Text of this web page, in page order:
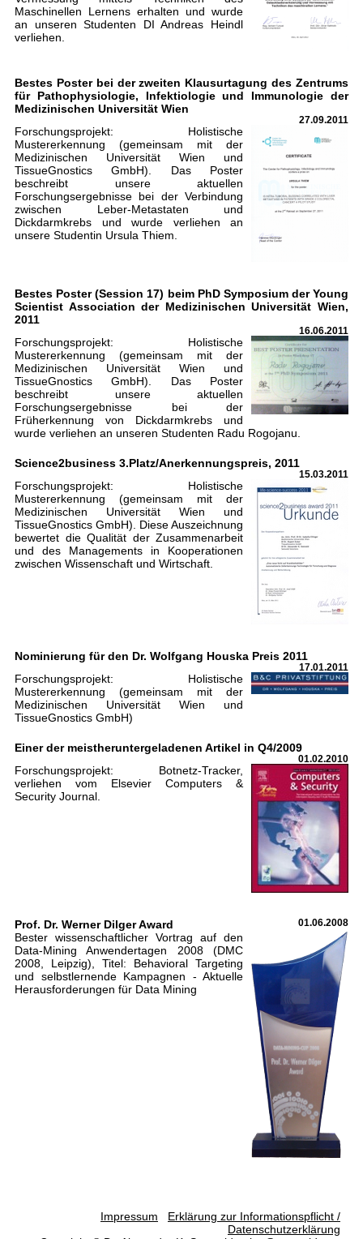
Maschinellen Lernens erhalten und wurde
an unseren Studenten DI Andreas Heindl
verliehen.
Bestes Poster bei der zweiten Klausurtagung des Zentrums
für Pathophysiologie, Infektiologie und Immunologie der
Medizinischen Universität Wien
27.09.2011
Forschungsprojekt: Holistische
Mustererkennung (gemeinsam mit der
Medizinischen Universität Wien und
TissueGnostics GmbH). Das Poster
beschreibt unsere aktuellen
Forschungsergebnisse bei der Verbindung
zwischen Leber-Metastaten und
Dickdarmkrebs und wurde verliehen an
unsere Studentin Ursula Thiem.
Bestes Poster (Session 17) beim PhD Symposium der Young
Scientist Association der Medizinischen Universität Wien,
2011
16.06.2011
Forschungsprojekt: Holistische
Mustererkennung (gemeinsam mit der
Medizinischen Universität Wien und
TissueGnostics GmbH). Das Poster
beschreibt unsere aktuellen
Forschungsergebnisse bei der
Früherkennung von Dickdarmkrebs und
wurde verliehen an unseren Studenten Radu Rogojanu.
Science2business 3.Platz/Anerkennungspreis, 2011
15.03.2011
Forschungsprojekt: Holistische
Mustererkennung (gemeinsam mit der
Medizinischen Universität Wien und
TissueGnostics GmbH). Diese Auszeichnung
bewertet die Qualität der Zusammenarbeit
und des Managements in Kooperationen
zwischen Wissenschaft und Wirtschaft.
Nominierung für den Dr. Wolfgang Houska Preis 2011
17.01.2011
Forschungsprojekt: Holistische
Mustererkennung (gemeinsam mit der
Medizinischen Universität Wien und
TissueGnostics GmbH)
Einer der meistheruntergeladenen Artikel in Q4/2009
01.02.2010
Forschungsprojekt: Botnetz-Tracker,
verliehen vom Elsevier Computers &
Security Journal.
Prof. Dr. Werner Dilger Award 01.06.2008
Bester wissenschaftlicher Vortrag auf den
Data-Mining Anwendertagen 2008 (DMC
2008, Leipzig), Titel: Behavioral Targeting
und selbstlernende Kampagnen - Aktuelle
Herausforderungen für Data Mining
Impressum
Erklärung zur Informationspflicht /
Datenschutzerklärung